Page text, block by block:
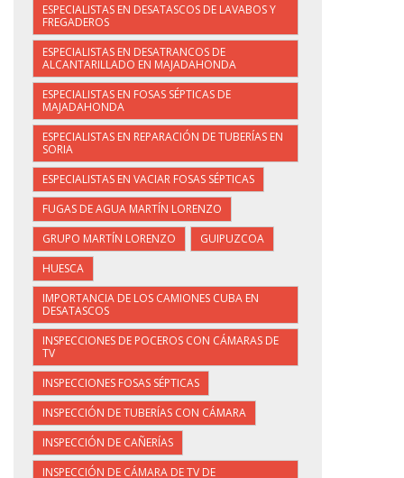
ESPECIALISTAS EN DESATASCOS DE LAVABOS Y
FREGADEROS
ESPECIALISTAS EN DESATRANCOS DE
ALCANTARILLADO EN MAJADAHONDA
ESPECIALISTAS EN FOSAS SÉPTICAS DE
MAJADAHONDA
ESPECIALISTAS EN REPARACIÓN DE TUBERÍAS EN
SORIA
ESPECIALISTAS EN VACIAR FOSAS SÉPTICAS
FUGAS DE AGUA MARTÍN LORENZO
GRUPO MARTÍN LORENZO
GUIPUZCOA
HUESCA
IMPORTANCIA DE LOS CAMIONES CUBA EN
DESATASCOS
INSPECCIONES DE POCEROS CON CÁMARAS DE
TV
INSPECCIONES FOSAS SÉPTICAS
INSPECCIÓN DE TUBERÍAS CON CÁMARA
INSPECCIÓN DE CAÑERÍAS
INSPECCIÓN DE CÁMARA DE TV DE